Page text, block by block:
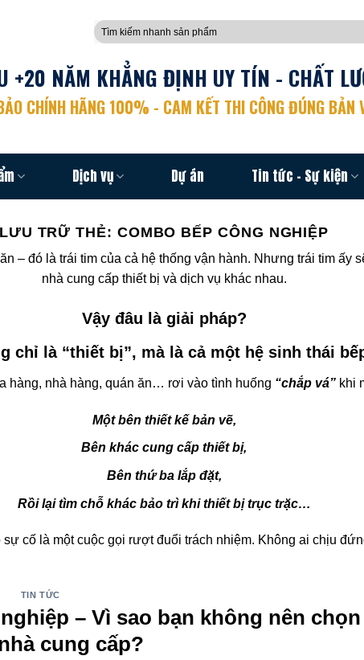
Tìm
kiếm:
+20 NĂM KHẲNG ĐỊNH UY TÍN - CHẤT
CHÍNH HÃNG 100% - CAM KẾT THI CÔNG ĐÚNG BẢN
Dịch vụ Dự án Tin tức – Sự kiện
LƯU TRỮ THẺ: COMBO BẾP CÔNG NGHIỆP
– đó là trái tim của cả hệ thống vận hành. Nhưng trái tim ấy
nhà cung cấp thiết bị và dịch vụ khác nhau.
Vậy đâu là giải pháp?
chỉ là “thiết bị”, mà là cả một hệ sinh thái
hàng, nhà hàng, quán ăn… rơi vào tình huống “chắp vá”khi
Một bên thiết kế bản vẽ,
Bên khác cung cấp thiết bị,
Bên thứ ba lắp đặt,
Rồi lại tìm chỗ khác bảo trì khi thiết bị trục trặc…
sự cố là một cuộc gọi rượt đuổi trách nhiệm. Không ai chịu
TIN TỨC
– Vì sao bạn không nên chọn
cung cấp?